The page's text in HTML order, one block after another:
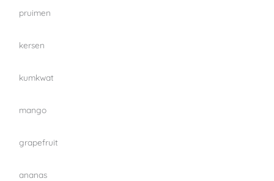
pruimen
kersen
kumkwat
mango
grapefruit
ananas